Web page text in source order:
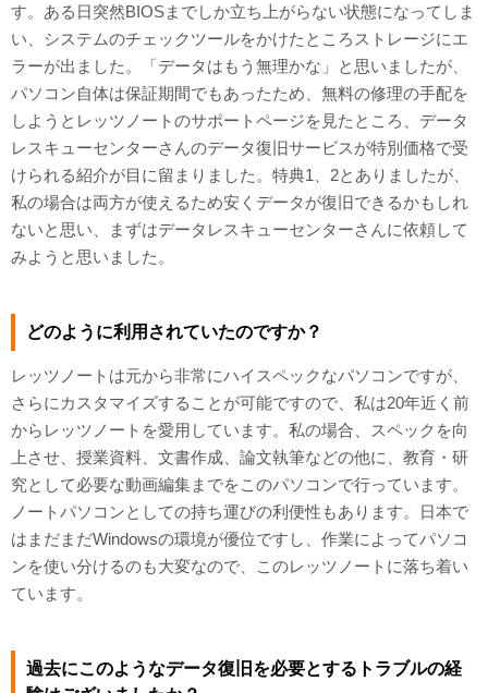
す。ある日突然BIOSまでしか立ち上がらない状態になってしま
い、システムのチェックツールをかけたところストレージにエ
ラーが出ました。「データはもう無理かな」と思いましたが、
パソコン自体は保証期間でもあったため、無料の修理の手配を
しようとレッツノートのサポートページを見たところ、データ
レスキューセンターさんのデータ復旧サービスが特別価格で受
けられる紹介が目に留まりました。特典1、2とありましたが、
私の場合は両方が使えるため安くデータが復旧できるかもしれ
ないと思い、まずはデータレスキューセンターさんに依頼して
みようと思いました。
どのように利用されていたのですか？
レッツノートは元から非常にハイスペックなパソコンですが、
さらにカスタマイズすることが可能ですので、私は20年近く前
からレッツノートを愛用しています。私の場合、スペックを向
上させ、授業資料、文書作成、論文執筆などの他に、教育・研
究として必要な動画編集までをこのパソコンで行っています。
ノートパソコンとしての持ち運びの利便性もあります。日本で
はまだまだWindowsの環境が優位ですし、作業によってパソコ
ンを使い分けるのも大変なので、このレッツノートに落ち着い
ています。
過去にこのようなデータ復旧を必要とするトラブルの経